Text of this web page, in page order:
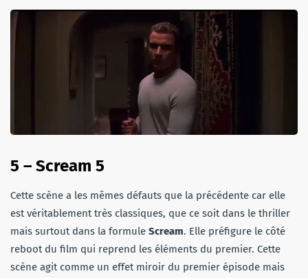
5 – Scream 5
Cette scène a les mêmes défauts que la précédente car elle
est véritablement très classiques, que ce soit dans le thriller
mais surtout dans la formule Scream. Elle préfigure le côté
reboot du film qui reprend les éléments du premier. Cette
scène agit comme un effet miroir du premier épisode mais